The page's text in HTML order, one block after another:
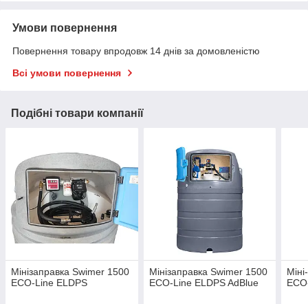
Умови повернення
Повернення товару впродовж 14 днів за домовленістю
Всі умови повернення
Подібні товари компанії
Мінізаправка Swimer 1500
ECO-Line ELDPS
Мінізаправка Swimer 1500
ECO-Line ELDPS AdBlue